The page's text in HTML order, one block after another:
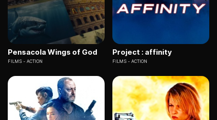
Pensacola Wings of God
FILMS ACTION
Project : affinity
FILMS ACTION